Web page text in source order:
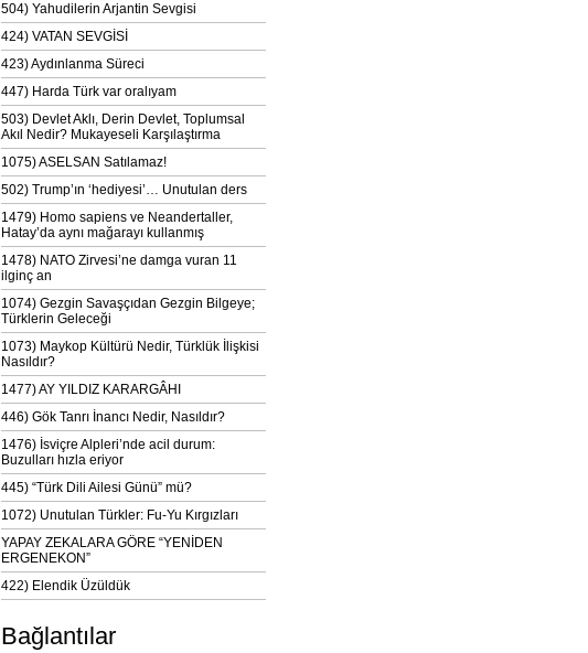
504) Yahudilerin Arjantin Sevgisi
424) VATAN SEVGİSİ
423) Aydınlanma Süreci
447) Harda Türk var oralıyam
503) Devlet Aklı, Derin Devlet, Toplumsal
Akıl Nedir? Mukayeseli Karşılaştırma
1075) ASELSAN Satılamaz!
502) Trump’ın ‘hediyesi’… Unutulan ders
1479) Homo sapiens ve Neandertaller,
Hatay’da aynı mağarayı kullanmış
1478) NATO Zirvesi’ne damga vuran 11
ilginç an
1074) Gezgin Savaşçıdan Gezgin Bilgeye;
Türklerin Geleceği
1073) Maykop Kültürü Nedir, Türklük İlişkisi
Nasıldır?
1477) AY YILDIZ KARARGÂHI
446) Gök Tanrı İnancı Nedir, Nasıldır?
1476) İsviçre Alpleri’nde acil durum:
Buzulları hızla eriyor
445) “Türk Dili Ailesi Günü” mü?
1072) Unutulan Türkler: Fu-Yu Kırgızları
YAPAY ZEKALARA GÖRE “YENİDEN
ERGENEKON”
422) Elendik Üzüldük
Bağlantılar